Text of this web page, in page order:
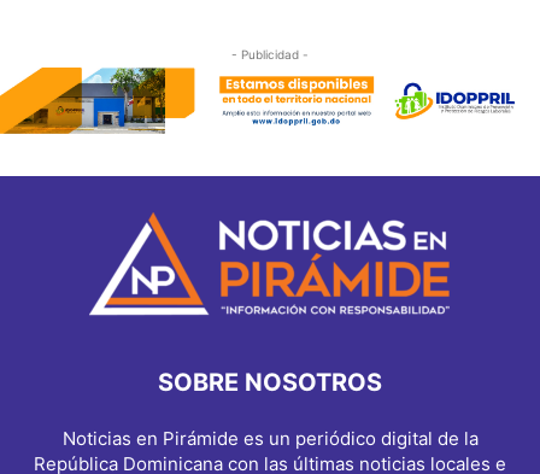
- Publicidad -
SOBRE NOSOTROS
Noticias en Pirámide es un periódico digital de la
República Dominicana con las últimas noticias locales e